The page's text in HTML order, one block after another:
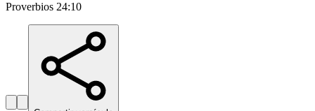
Proverbios 24:10